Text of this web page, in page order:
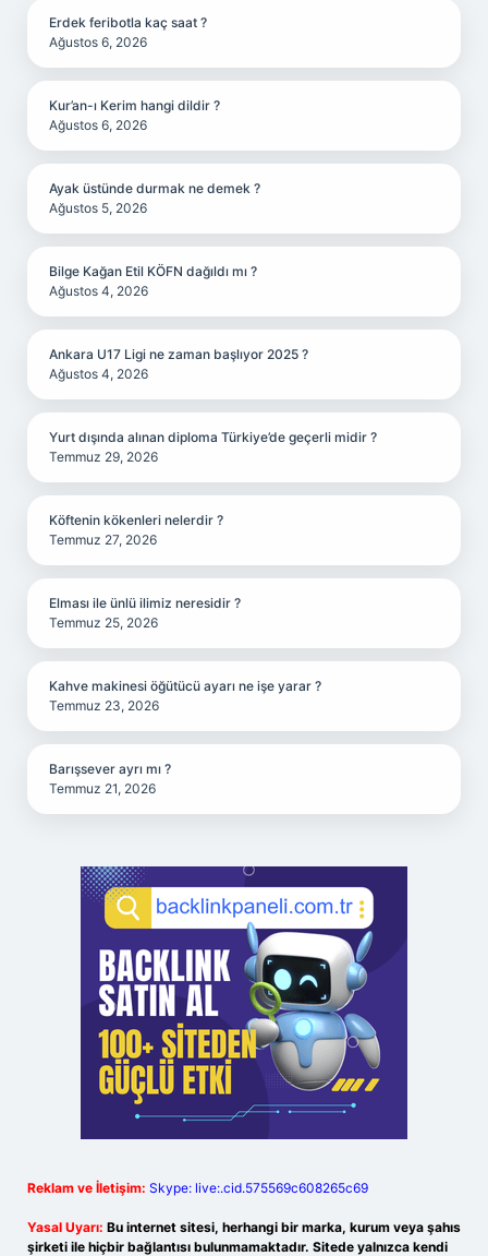
Erdek feribotla kaç saat ?
Ağustos 6, 2026
Kur’an-ı Kerim hangi dildir ?
Ağustos 6, 2026
Ayak üstünde durmak ne demek ?
Ağustos 5, 2026
Bilge Kağan Etil KÖFN dağıldı mı ?
Ağustos 4, 2026
Ankara U17 Ligi ne zaman başlıyor 2025 ?
Ağustos 4, 2026
Yurt dışında alınan diploma Türkiye’de geçerli midir ?
Temmuz 29, 2026
Köftenin kökenleri nelerdir ?
Temmuz 27, 2026
Elması ile ünlü ilimiz neresidir ?
Temmuz 25, 2026
Kahve makinesi öğütücü ayarı ne işe yarar ?
Temmuz 23, 2026
Barışsever ayrı mı ?
Temmuz 21, 2026
Reklam ve İletişim: Skype: live:.cid.575569c608265c69
Yasal Uyarı: Bu internet sitesi, herhangi bir marka, kurum veya şahıs
şirketi ile hiçbir bağlantısı bulunmamaktadır. Sitede yalnızca kendi